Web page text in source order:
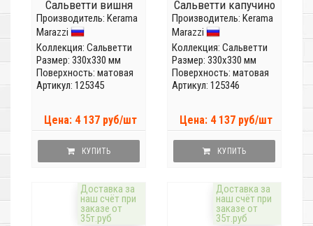
Сальветти вишня
SG507420R/GCS
Производитель: Kerama
Marazzi
Коллекция: Сальветти
Размер: 330x330 мм
Поверхность: матовая
Артикул: 125345
Цена: 4 137 руб/шт
КУПИТЬ
Сальветти капучино
SG506620R/GCS
Производитель: Kerama
Marazzi
Коллекция: Сальветти
Размер: 330x330 мм
Поверхность: матовая
Артикул: 125346
Цена: 4 137 руб/шт
КУПИТЬ
Доставка за
наш счёт при
заказе от
35т.руб
Доставка за
наш счёт при
заказе от
35т.руб